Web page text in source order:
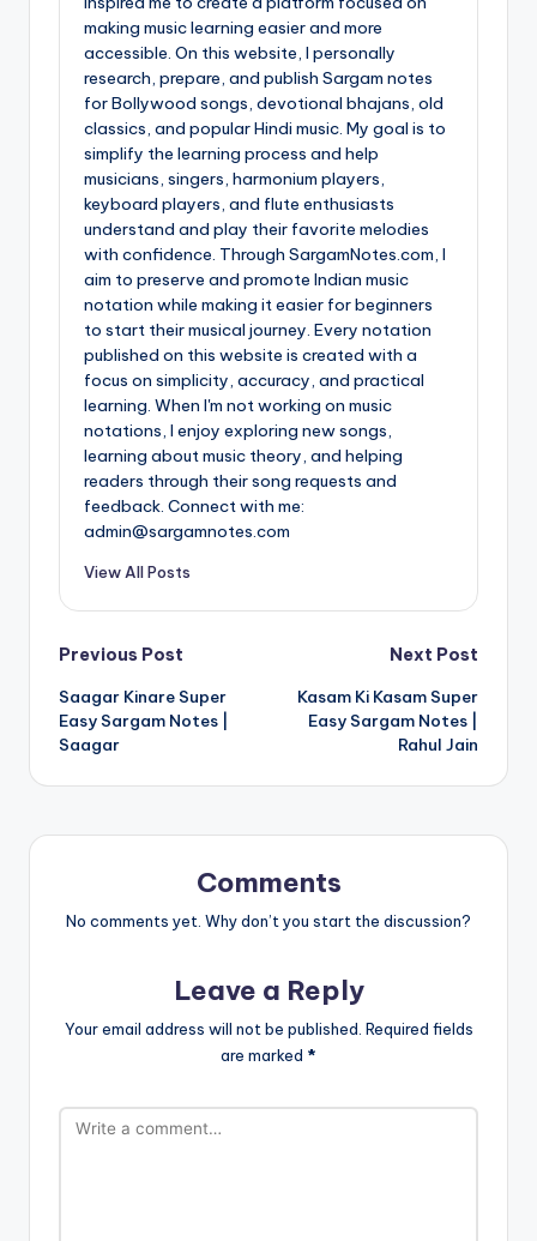
making music learning easier and more
accessible. On this website, I personally
research, prepare, and publish Sargam notes
for Bollywood songs, devotional bhajans, old
classics, and popular Hindi music. My goal is to
simplify the learning process and help
musicians, singers, harmonium players,
keyboard players, and flute enthusiasts
understand and play their favorite melodies
with confidence. Through SargamNotes.com, I
aim to preserve and promote Indian music
notation while making it easier for beginners
to start their musical journey. Every notation
published on this website is created with a
focus on simplicity, accuracy, and practical
learning. When I'm not working on music
notations, I enjoy exploring new songs,
learning about music theory, and helping
readers through their song requests and
feedback. Connect with me:
admin@sargamnotes.com
View All Posts
Post
navigation
Previous Post
Saagar Kinare Super
Easy Sargam Notes |
Saagar
Next Post
Kasam Ki Kasam Super
Easy Sargam Notes |
Rahul Jain
Comments
No comments yet. Why don’t you start the discussion?
Leave a Reply
Your email address will not be published. Required fields
are marked *